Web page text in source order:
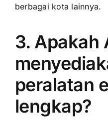
berbagai kota lainnya.
3. Apakah
peralatan
lengkap?